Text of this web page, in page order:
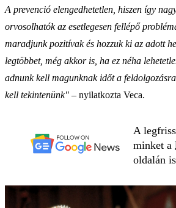
A prevenció elengedhetetlen, hiszen így
orvosolhatók az esetlegesen fellépő
maradjunk pozitívak és hozzuk ki az adott
legtöbbet, még akkor is, ha ez néha
adnunk kell magunknak időt a
kell tekintenünk" – nyilatkozta Veca.
A
minket a
oldalán